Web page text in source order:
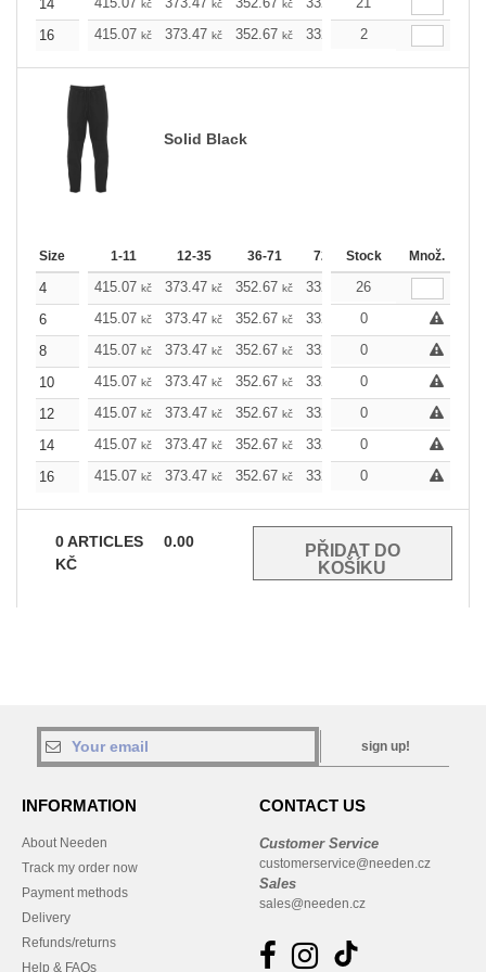
14
kč kč kč kč
16
415.07 kč 373.47 kč 352.67 kč 332.11 kč2
Solid Black
Size 1-11 12-35 36-71 72-143 144-287
Stock Množ.
4 415.07 kč 373.47 kč 352.67 kč 332.11 kč
26
6
415.07 kč 373.47 kč 352.67 kč 332.11 kč kč
0
8
415.07 kč 373.47 kč 352.67 kč 332.11 kč kč
0
10
415.07 kč 373.47 kč 352.67 kč 332.11 kč kč
0
12
415.07 kč 373.47 kč 352.67 kč 332.11 kč kč
0
14
415.07 kč 373.47 kč 352.67 kč 332.11 kč kč
0
16
415.07 kč 373.47 kč 352.67 kč 332.11 kč kč
0
0ARTICLES
0.00
KČ
sign up!
INFORMATION
About Needen
Track my order now
Payment methods
Delivery
Refunds/returns
Help & FAQs
CONTACT US
Customer Service
customerservice@needen.cz
Sales
sales@needen.cz